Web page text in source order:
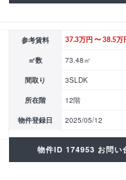
参考賃料 37.3万円 〜 38.5万
㎡数 73.48㎡
間取り 3SLDK
所在階 12階
物件登録日 2025/05/12
物件ID 174953 お問い